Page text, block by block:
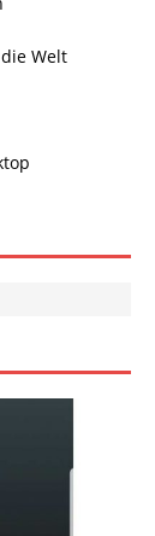
Welt